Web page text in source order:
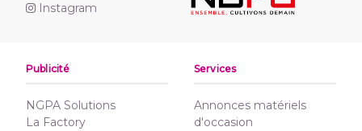
Instagram
Publicité
NGPA Solutions
La Factory
Services
Annonces matériels
d'occasion